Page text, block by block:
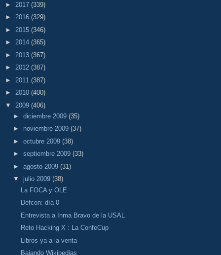
► 2017 (339)
► 2016 (329)
► 2015 (346)
► 2014 (365)
► 2013 (367)
► 2012 (387)
► 2011 (387)
► 2010 (400)
▼ 2009 (406)
► diciembre 2009 (35)
► noviembre 2009 (37)
► octubre 2009 (38)
► septiembre 2009 (33)
► agosto 2009 (31)
▼ julio 2009 (38)
La FOCA y OLE
Defcon: día 0
Entrevista a Inma Bravo de la USAL
Reto Hacking X : La ConfeCup
Libros ya a la venta
Bajando Wikipedias